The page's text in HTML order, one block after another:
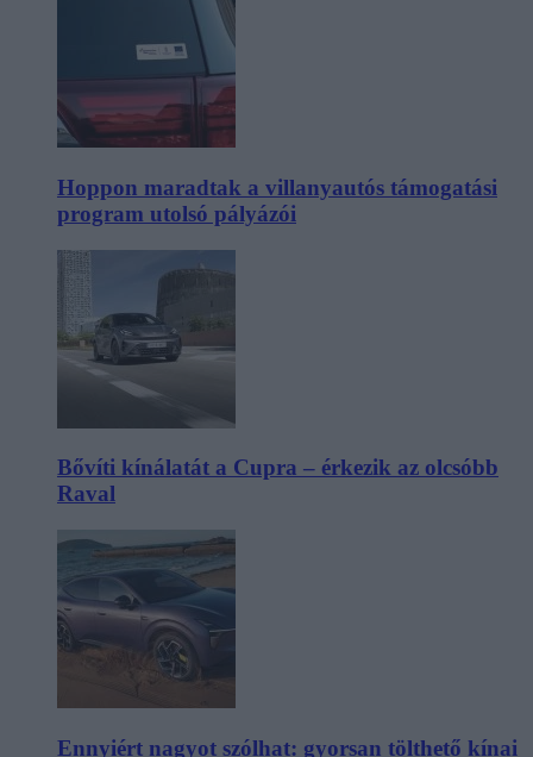
Hoppon maradtak a villanyautós támogatási
program utolsó pályázói
Bővíti kínálatát a Cupra – érkezik az olcsóbb
Raval
Ennyiért nagyot szólhat: gyorsan tölthető kínai